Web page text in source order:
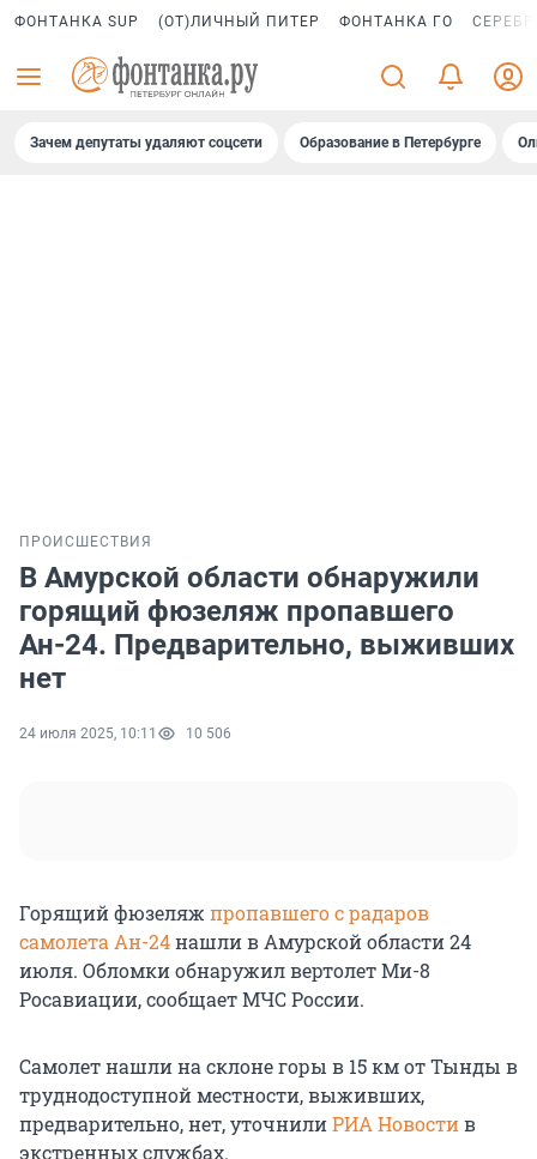
ФОНТАНКА SUP (ОТ)ЛИЧНЫЙ ПИТЕР ФОНТАНКА ГО
Зачем депутаты удаляют соцсети Образование в Петербурге
ПРОИСШЕСТВИЯ
В Амурской области обнаружили
горящий фюзеляж пропавшего
Ан-24. Предварительно, выживших
нет
24 июля 2025, 10:11 10 506
Горящий фюзеляж пропавшего с радаров
самолета Ан-24нашли в Амурской области 24
июля. Обломки обнаружил вертолет Ми-8
Росавиации, сообщает МЧС России.
Самолет нашли на склоне горы в 15 км от Тынды в
труднодоступной местности, выживших,
предварительно, нет, уточнилиРИА Новостив
экстренных службах.